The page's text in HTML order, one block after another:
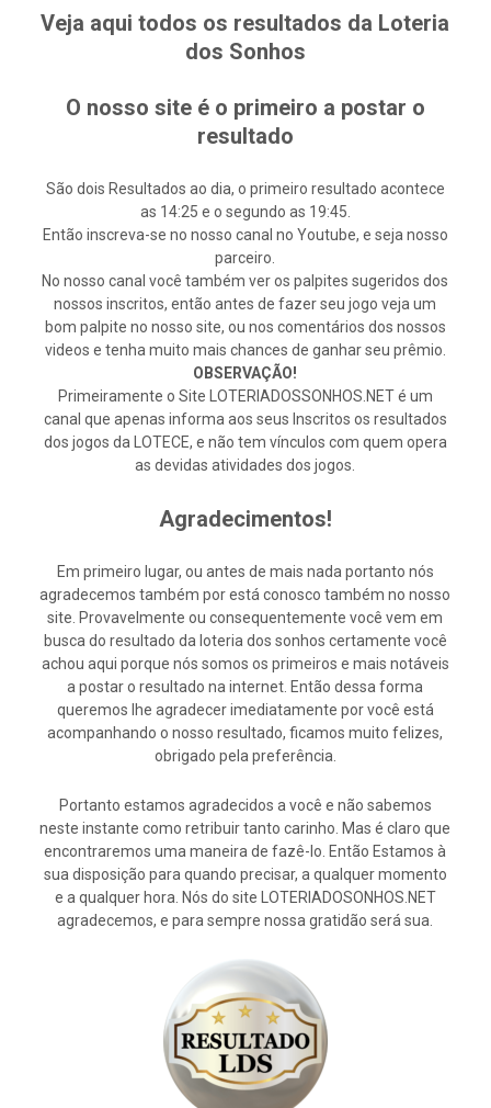
Veja aqui todos os resultados da Loteria
dos Sonhos
O nosso site é o primeiro a postar o
resultado
São dois Resultados ao dia, o primeiro resultado acontece
as 14:25 e o segundo as 19:45.
Então inscreva-se no nosso canal no Youtube, e seja nosso
parceiro.
No nosso canal você também ver os palpites sugeridos dos
nossos inscritos, então antes de fazer seu jogo veja um
bom palpite no nosso site, ou nos comentários dos nossos
videos e tenha muito mais chances de ganhar seu prêmio.
OBSERVAÇÃO!
Primeiramente o Site LOTERIADOSSONHOS.NET é um
canal que apenas informa aos seus Inscritos os resultados
dos jogos da LOTECE, e não tem vínculos com quem opera
as devidas atividades dos jogos.
Agradecimentos!
Em primeiro lugar, ou antes de mais nada portanto nós
agradecemos também por está conosco também no nosso
site. Provavelmente ou consequentemente você vem em
busca do resultado da loteria dos sonhos certamente você
achou aqui porque nós somos os primeiros e mais notáveis
a postar o resultado na internet. Então dessa forma
queremos lhe agradecer imediatamente por você está
acompanhando o nosso resultado, ficamos muito felizes,
obrigado pela preferência.
Portanto estamos agradecidos a você e não sabemos
neste instante como retribuir tanto carinho. Mas é claro que
encontraremos uma maneira de fazê-lo. Então Estamos à
sua disposição para quando precisar, a qualquer momento
e a qualquer hora. Nós do site LOTERIADOSONHOS.NET
agradecemos, e para sempre nossa gratidão será sua.